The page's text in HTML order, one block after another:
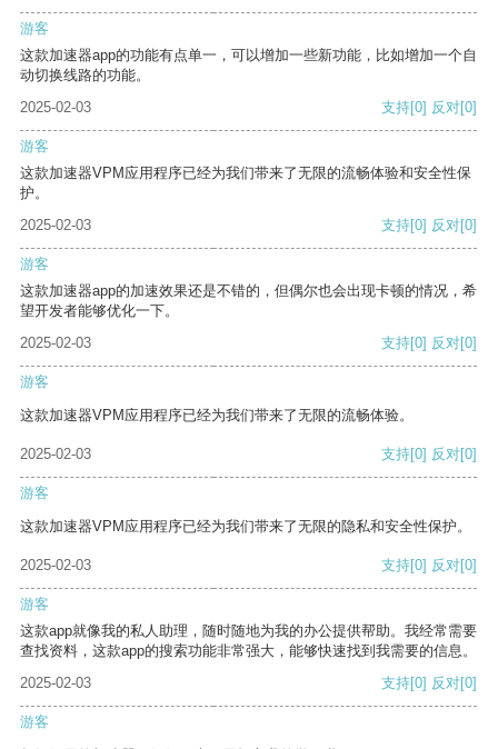
游客
这款加速器app的功能有点单一，可以增加一些新功能，比如增加一个自
动切换线路的功能。
2025-02-03
支持[0] 反对[0]
游客
这款加速器VPM应用程序已经为我们带来了无限的流畅体验和安全性保
护。
2025-02-03
支持[0] 反对[0]
游客
这款加速器app的加速效果还是不错的，但偶尔也会出现卡顿的情况，希
望开发者能够优化一下。
2025-02-03
支持[0] 反对[0]
游客
这款加速器VPM应用程序已经为我们带来了无限的流畅体验。
2025-02-03 支持[0] 反对[0]
游客
这款加速器VPM应用程序已经为我们带来了无限的隐私和安全性保护。
2025-02-03 支持[0] 反对[0]
游客
这款app就像我的私人助理，随时随地为我的办公提供帮助。我经常需要
查找资料，这款app的搜索功能非常强大，能够快速找到我需要的信息。
2025-02-03
支持[0] 反对[0]
游客